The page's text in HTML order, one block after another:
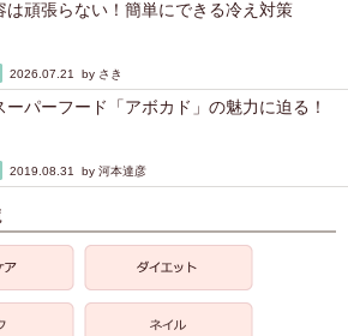
は頑張らない！簡単にできる冷え対策
2026.07.21 by さき
ーパーフード「アボカド」の魅力に迫る！
2019.08.31 by 河本達彦